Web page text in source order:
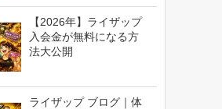
【2026年】ライザップ
入会金が無料になる方
法大公開
ライザップ ブログ｜体